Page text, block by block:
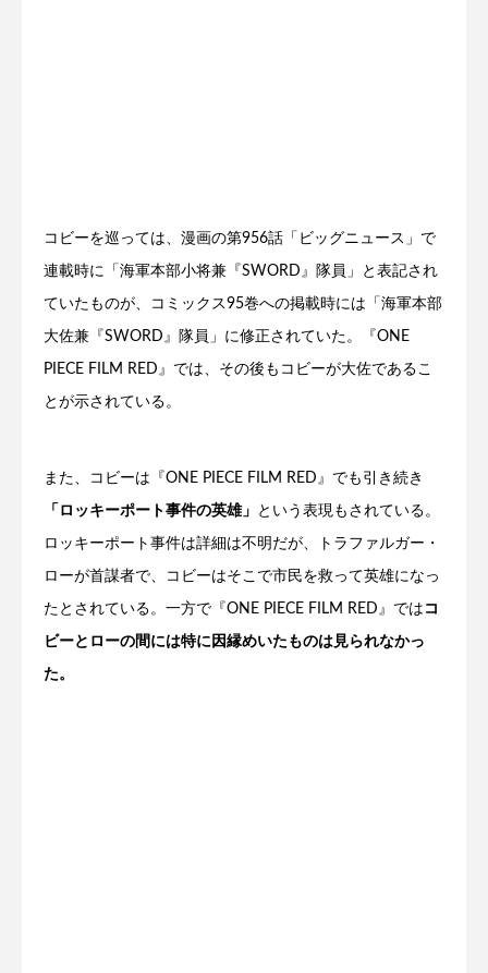
コビーを巡っては、漫画の第956話「ビッグニュース」で
連載時に「海軍本部小将兼『SWORD』隊員」と表記され
ていたものが、コミックス95巻への掲載時には「海軍本部
大佐兼『SWORD』隊員」に修正されていた。『ONE
PIECE FILM RED』では、その後もコビーが大佐であるこ
とが示されている。
また、コビーは『ONE PIECE FILM RED』でも引き続き
「ロッキーポート事件の英雄」 という表現もされている。
ロッキーポート事件は詳細は不明だが、トラファルガー・
ローが首謀者で、コビーはそこで市民を救って英雄になっ
たとされている。一方で『ONE PIECE FILM RED』では コ
ビーとローの間には特に因縁めいたものは見られなかっ
た。